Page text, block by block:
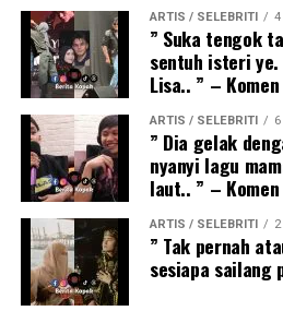
ARTIS / SELEBRITI 4
” Suka tengok
sentuh isteri ye.
Lisa.. ” –
ARTIS / SELEBRITI
” Dia gelak
nyanyi lagu
laut.. ” –
ARTIS / SELEBRITI
” Tak pernah
sesiapa sailang